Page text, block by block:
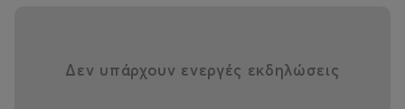
ανανεώνεται συνεχώς! Μείνετε συντονισμένοι για
πληροφορίες και ενημέρωση νέων συνεργατών.
Δεν υπάρχουν ενεργές εκδηλώσεις